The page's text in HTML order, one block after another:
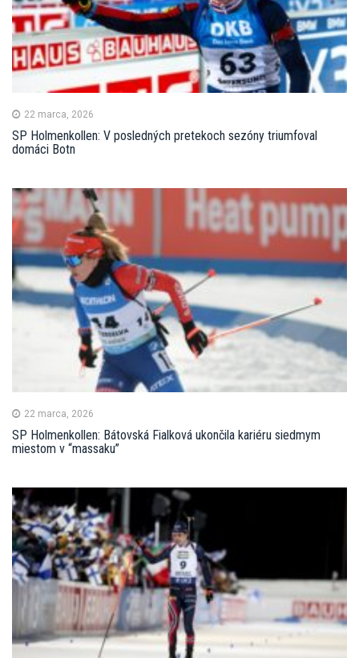
22 marca, 2026
SP Holmenkollen: V posledných pretekoch sezóny triumfoval
domáci Botn
22 marca, 2026
SP Holmenkollen: Bátovská Fialková ukončila kariéru siedmym
miestom v “massaku”